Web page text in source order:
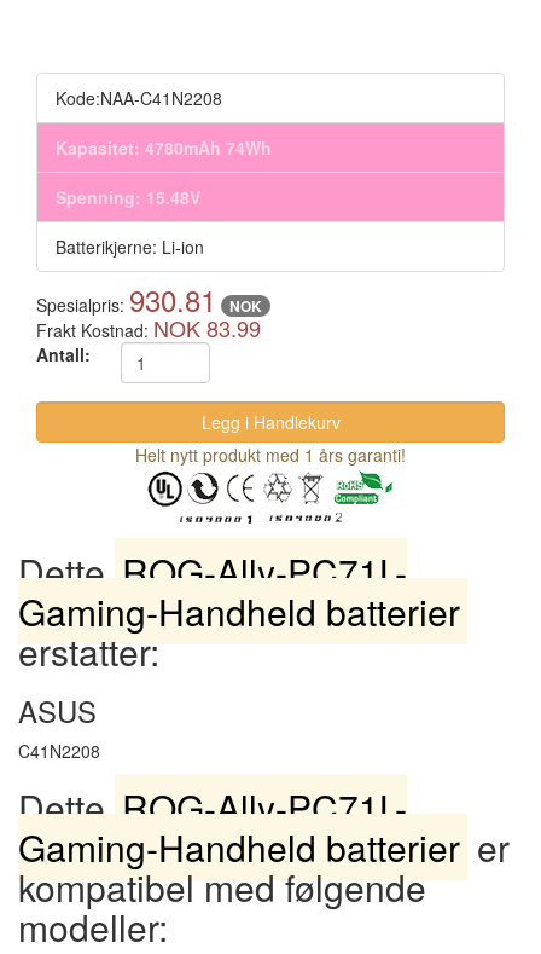
Kode:NAA-C41N2208
Kapasitet: 4780mAh 74Wh
Spenning: 15.48V
Batterikjerne: Li-ion
Spesialpris: 930.81 NOK
Frakt Kostnad: NOK 83.99
Antall:
Helt nytt produkt med 1 års garanti!
DetteROG-Ally-PC71L-
Gaming-Handheld batterier
erstatter:
ASUS
C41N2208
DetteROG-Ally-PC71L-
Gaming-Handheld batterier er
kompatibel med følgende
modeller: